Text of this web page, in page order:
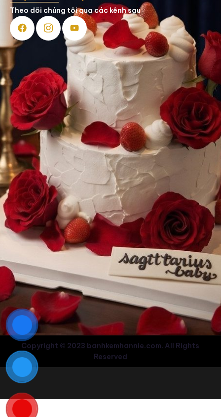
Theo dõi chúng tôi qua các kênh sau
Copyright © 2023 banhkemhannie.com. All Rights
Reserved